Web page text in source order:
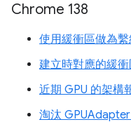
Chrome 138
使用緩衝區做為
建立時對應的緩
近期 GPU 的架構
淘汰